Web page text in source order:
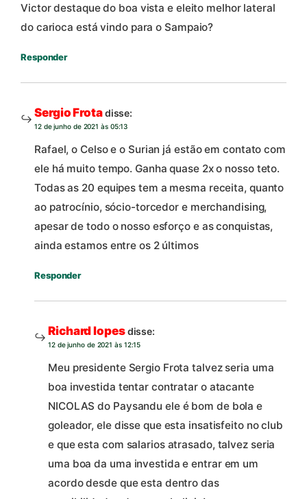
Victor destaque do boa vista e eleito melhor lateral
do carioca está vindo para o Sampaio?
Responder
Sergio Frotadisse:
12 de junho de 2021 às 05:13
Rafael, o Celso e o Surian já estão em contato com
ele há muito tempo. Ganha quase 2x o nosso teto.
Todas as 20 equipes tem a mesma receita, quanto
ao patrocínio, sócio-torcedor e merchandising,
apesar de todo o nosso esforço e as conquistas,
ainda estamos entre os 2 últimos
Responder
Richard lopesdisse:
12 de junho de 2021 às 12:15
Meu presidente Sergio Frota talvez seria uma
boa investida tentar contratar o atacante
NICOLAS do Paysandu ele é bom de bola e
goleador, ele disse que esta insatisfeito no club
e que esta com salarios atrasado, talvez seria
uma boa da uma investida e entrar em um
acordo desde que esta dentro das